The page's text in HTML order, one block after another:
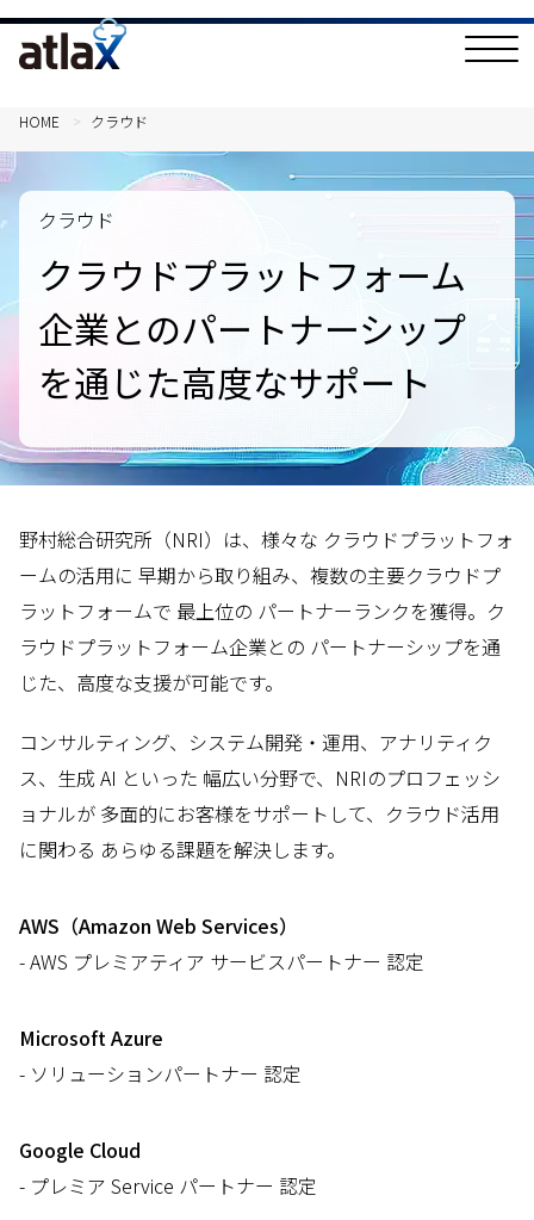
T
o
N
a
v
HOME クラウド
クラウド
クラウドプラットフォーム
企業とのパートナーシップ
を通じた高度なサポート
野村総合研究所（NRI）は、様々な クラウドプラットフォ
ームの活用に 早期から取り組み、複数の主要クラウドプ
ラットフォームで 最上位の パートナーランクを獲得。ク
ラウドプラットフォーム企業との パートナーシップを通
じた、高度な支援が可能です。
コンサルティング、システム開発・運用、アナリティク
ス、生成 AI といった 幅広い分野で、NRIのプロフェッシ
ョナルが 多面的にお客様をサポートして、クラウド活用
に関わる あらゆる課題を解決します。
AWS（Amazon Web Services）
- AWS プレミアティア サービスパートナー 認定
Microsoft Azure
- ソリューションパートナー 認定
Google Cloud
- プレミア Service パートナー 認定